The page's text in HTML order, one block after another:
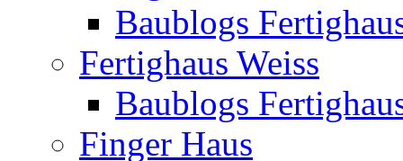
Baublogs
Fertighaus Weiss
Baublogs
Finger Haus